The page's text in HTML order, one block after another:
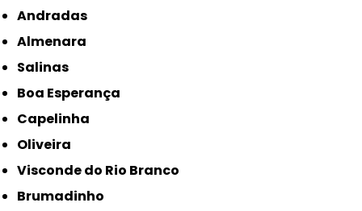
Andradas
Almenara
Salinas
Boa Esperança
Capelinha
Oliveira
Visconde do Rio Branco
Brumadinho